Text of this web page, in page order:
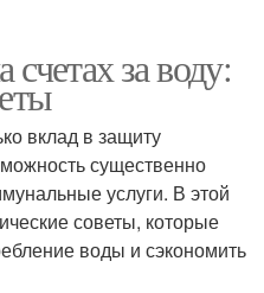
за воду:
вклад в защиту
существенно
услуги. В этой
советы, которые
воды и сэкономить